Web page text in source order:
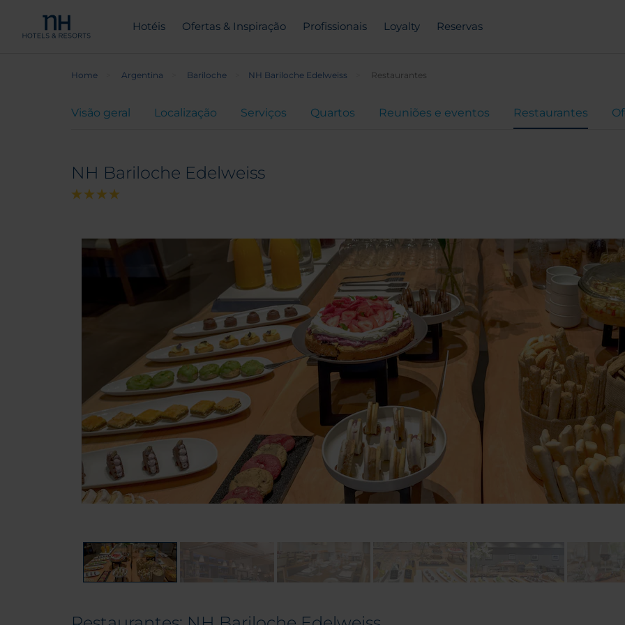
Hotéis Ofertas & Inspiração Profissionais Loyalty Reservas
Home Argentina Bariloche NH Bariloche Edelweiss Restaurantes
Visão geral Localização Serviços Quartos Reuniões e eventos Restaurantes
NH Bariloche Edelweiss